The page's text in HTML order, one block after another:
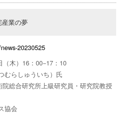
産業の夢
20230525
（木）16：00−17：10
むらしゅういち）氏
総合研究所上級研究員・研究院教授
協会